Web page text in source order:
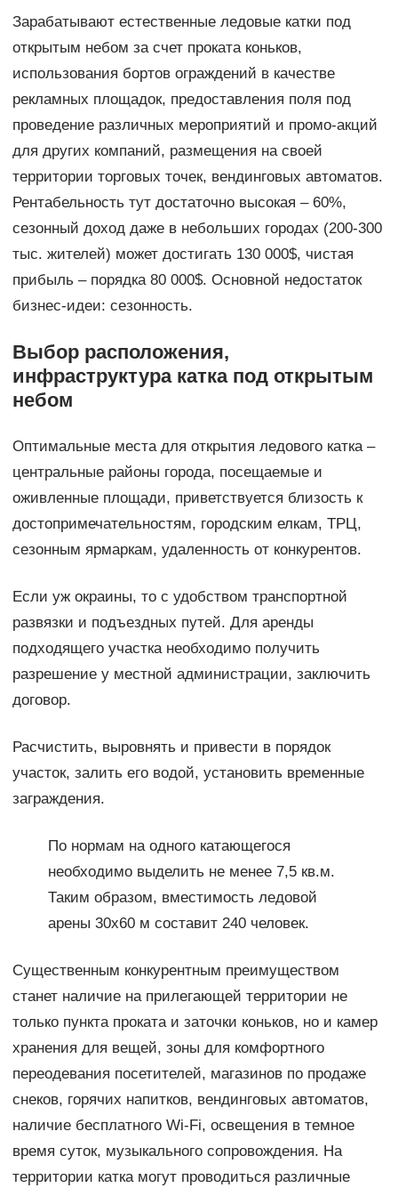
Зарабатывают естественные ледовые катки под
открытым небом за счет проката коньков,
использования бортов ограждений в качестве
рекламных площадок, предоставления поля под
проведение различных мероприятий и промо-акций
для других компаний, размещения на своей
территории торговых точек, вендинговых автоматов.
Рентабельность тут достаточно высокая – 60%,
сезонный доход даже в небольших городах (200-300
тыс. жителей) может достигать 130 000$, чистая
прибыль – порядка 80 000$. Основной недостаток
бизнес-идеи: сезонность.
Выбор расположения,
инфраструктура катка под открытым
небом
Оптимальные места для открытия ледового катка –
центральные районы города, посещаемые и
оживленные площади, приветствуется близость к
достопримечательностям, городским елкам, ТРЦ,
сезонным ярмаркам, удаленность от конкурентов.
Если уж окраины, то с удобством транспортной
развязки и подъездных путей. Для аренды
подходящего участка необходимо получить
разрешение у местной администрации, заключить
договор.
Расчистить, выровнять и привести в порядок
участок, залить его водой, установить временные
заграждения.
По нормам на одного катающегося
необходимо выделить не менее 7,5 кв.м.
Таким образом, вместимость ледовой
арены 30х60 м составит 240 человек.
Существенным конкурентным преимуществом
станет наличие на прилегающей территории не
только пункта проката и заточки коньков, но и камер
хранения для вещей, зоны для комфортного
переодевания посетителей, магазинов по продаже
снеков, горячих напитков, вендинговых автоматов,
наличие бесплатного Wi-Fi, освещения в темное
время суток, музыкального сопровождения. На
территории катка могут проводиться различные